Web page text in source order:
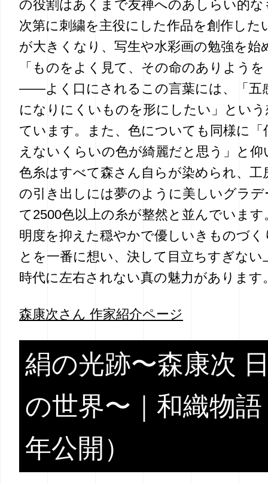
の役割はあくまで友禅へのあしらい的
次第に刺繍を主役にした作品を創作した
が大きくなり、写生や水彩画の勉強を始
「ものをよく見て、その命のありよう
――よく口にされるこの言葉には、「五
になりにくいものを形にしたい」とい
ています。また、色についても同様に「
えないくらいの色が綺麗だと思う」と
色糸はすべて森さん自らが染められ、工
の引き出しには夢のように美しいグラ
て2500色以上の糸が整然と並んでいま
明度を抑えた穏やかで優しいきものづ
とを一番に想い、決して目立ちすぎな
時代に左右されない真の魅力があります
森康次さん 作家紹介ページ
絹の光跡〜森康次
の世界〜｜和織物
年公開）